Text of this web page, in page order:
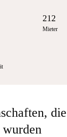
212
Mieter